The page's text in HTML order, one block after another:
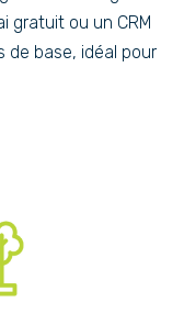
gratuit ou un CRM
base, idéal pour